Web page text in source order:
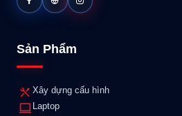
Sản Phẩm
Xây dựng cấu hình
Laptop